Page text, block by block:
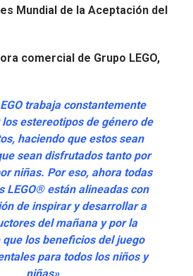
Mundial de la Aceptación del
comercial de Grupo LEGO,
trabaja constantemente
estereotipos de género de
haciendo que estos sean
sean disfrutados tanto por
niñas. Por eso, ahora todas
LEGO® están alineadas con
de inspirar y desarrollar a
del mañana y por la
que los beneficios del juego
para todos los niños y